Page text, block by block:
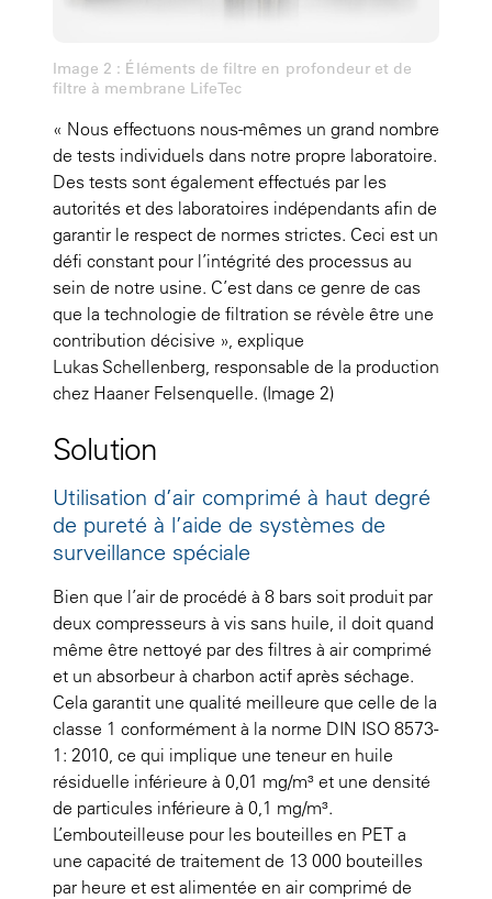
Image 2 : Éléments de filtre en profondeur et de
filtre à membrane LifeTec
« Nous effectuons nous-mêmes un grand nombre
de tests individuels dans notre propre laboratoire.
Des tests sont également effectués par les
autorités et des laboratoires indépendants afin de
garantir le respect de normes strictes. Ceci est un
défi constant pour l’intégrité des processus au
sein de notre usine. C’est dans ce genre de cas
que la technologie de filtration se révèle être une
contribution décisive », explique
Lukas Schellenberg, responsable de la production
chez Haaner Felsenquelle. (Image 2)
Solution
Utilisation d’air comprimé à haut degré
de pureté à l’aide de systèmes de
surveillance spéciale
Bien que l’air de procédé à 8 bars soit produit par
deux compresseurs à vis sans huile, il doit quand
même être nettoyé par des filtres à air comprimé
et un absorbeur à charbon actif après séchage.
Cela garantit une qualité meilleure que celle de la
classe 1 conformément à la norme DIN ISO 8573-
1: 2010, ce qui implique une teneur en huile
résiduelle inférieure à 0,01 mg/m³ et une densité
de particules inférieure à 0,1 mg/m³.
L’embouteilleuse pour les bouteilles en PET a
une capacité de traitement de 13 000 bouteilles
par heure et est alimentée en air comprimé de